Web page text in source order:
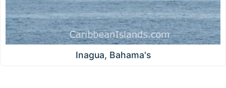
Inagua, Bahama's